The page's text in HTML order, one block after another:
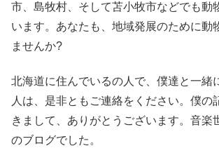
市、島牧村、そして苫小牧市などでも動
います。あなたも、地域発展のために動
ませんか?
北海道に住んでいるの人で、僕達と一緒
人は、是非ともご連絡をください。僕の
きまして、ありがとうございます。音楽
のブログでした。